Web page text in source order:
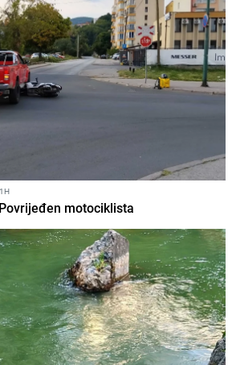
motociklista